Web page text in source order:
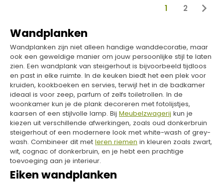
1 2
Wandplanken
Wandplanken zijn niet alleen handige wanddecoratie, maar
ook een geweldige manier om jouw persoonlijke stijl te laten
zien. Een wandplank van steigerhout is bijvoorbeeld tijdloos
en past in elke ruimte. In de keuken biedt het een plek voor
kruiden, kookboeken en servies, terwijl het in de badkamer
ideaal is voor zeep, parfum of zelfs toiletrollen. In de
woonkamer kun je de plank decoreren met fotolijstjes,
kaarsen of een stijlvolle lamp. Bij Meubelzwagerij kun je
kiezen uit verschillende afwerkingen, zoals oud donkerbruin
steigerhout of een modernere look met white-wash of grey-
wash. Combineer dit met leren riemen in kleuren zoals zwart,
wit, cognac of donkerbruin, en je hebt een prachtige
toevoeging aan je interieur.
Eiken wandplanken